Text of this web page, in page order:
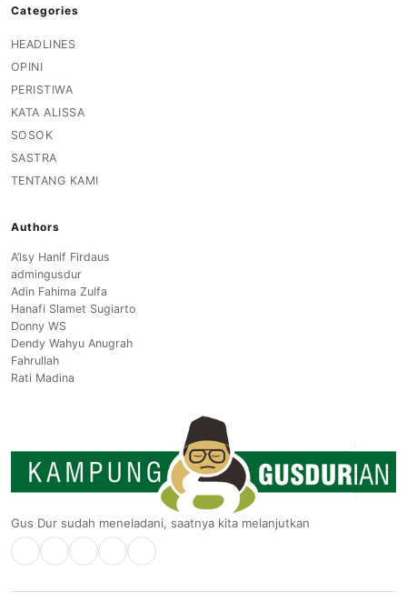
Categories
HEADLINES
OPINI
PERISTIWA
KATA ALISSA
SOSOK
SASTRA
TENTANG KAMI
Authors
A’isy Hanif Firdaus
admingusdur
Adin Fahima Zulfa
Hanafi Slamet Sugiarto
Donny WS
Dendy Wahyu Anugrah
Fahrullah
Rati Madina
Gus Dur sudah meneladani, saatnya kita melanjutkan